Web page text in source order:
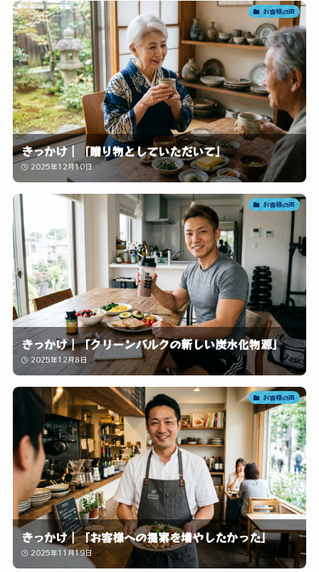
お客様の声
きっかけ｜「贈り物としていただいて」
2025年12月10日
お客様の声
きっかけ｜「クリーンバルクの新しい炭水化物源」
2025年12月8日
お客様の声
きっかけ｜「お客様への提案を増やしたかった」
2025年11月19日